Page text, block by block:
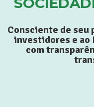
Consciente de seu
investidores e ao
com